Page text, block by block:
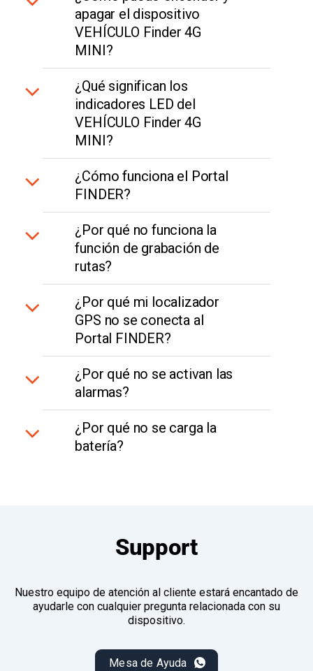
apagar el dispositivo
VEHÍCULO Finder 4G
MINI?
¿Qué significan los
indicadores LED del
VEHÍCULO Finder 4G
MINI?
¿Cómo funciona el Portal
FINDER?
¿Por qué no funciona la
función de grabación de
rutas?
¿Por qué mi localizador
GPS no se conecta al
Portal FINDER?
¿Por qué no se activan las
alarmas?
¿Por qué no se carga la
batería?
Support
Nuestro equipo de atención al cliente estará encantado de
ayudarle con cualquier pregunta relacionada con su
dispositivo.
Mesa de Ayuda